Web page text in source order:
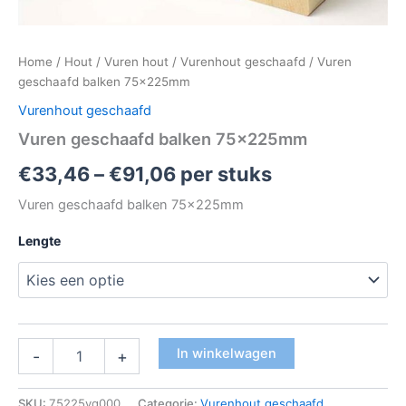
Home / Hout / Vuren hout / Vurenhout geschaafd / Vuren
geschaafd balken 75x225mm
Vurenhout geschaafd
Vuren geschaafd balken 75x225mm
€33,46–€91,06 per stuks
Vuren geschaafd balken 75x225mm
Lengte
- + In winkelwagen